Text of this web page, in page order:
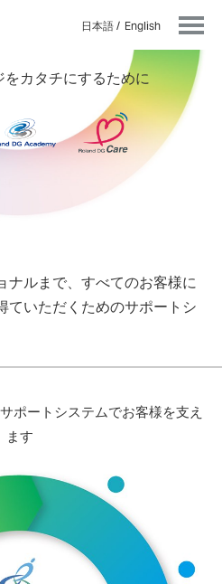
日本語 English
カタチにするために
ナルまで、すべてのお客様に
ていただくためのサポートシ
ポートシステムでお客様を支え
ます